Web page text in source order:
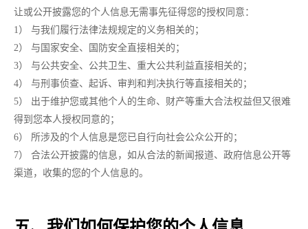
让或公开披露您的个人信息无需事先征得您的授权同意：
1） 与我们履行法律法规规定的义务相关的；
2） 与国家安全、国防安全直接相关的；
3） 与公共安全、公共卫生、重大公共利益直接相关的；
4） 与刑事侦查、起诉、审判和判决执行等直接相关的；
5） 出于维护您或其他个人的生命、财产等重大合法权益但又很难
得到您本人授权同意的；
6） 所涉及的个人信息是您已自行向社会公众公开的；
7） 合法公开披露的信息，如从合法的新闻报道、政府信息公开等
渠道，收集的您的个人信息的。